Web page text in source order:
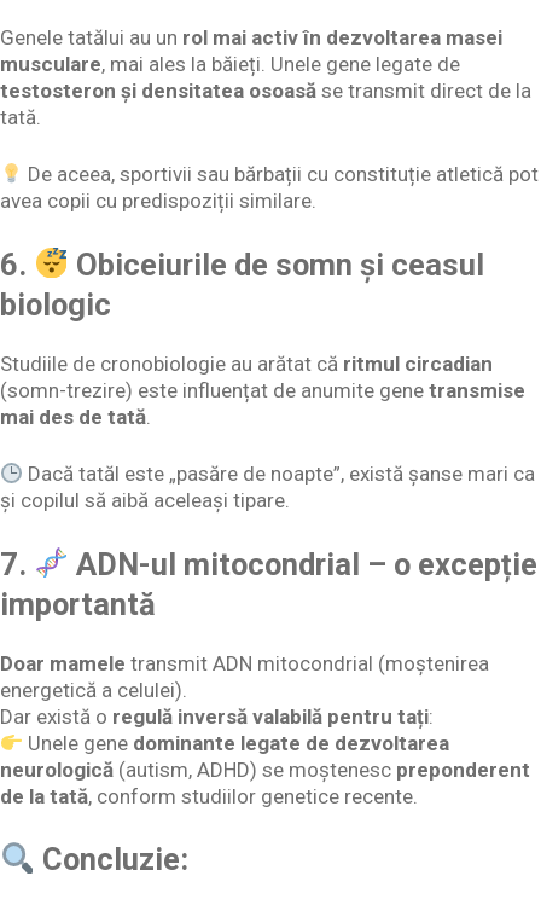
Genele tatălui au un rol mai activ în dezvoltarea masei
musculare, mai ales la băieți. Unele gene legate de
testosteron și densitatea osoasă se transmit direct de la
tată.
De aceea, sportivii sau bărbații cu constituție atletică pot
avea copii cu predispoziții similare.
6.
Obiceiurile de somn și ceasul
biologic
Studiile de cronobiologie au arătat că ritmul circadian
(somn-trezire) este influențat de anumite gene transmise
mai des de tată
Dacă tatăl este „pasăre de noapte”, există șanse mari ca
și copilul să aibă aceleași tipare.
7.
ADN-ul mitocondrial – o excepție
importantă
Doar mamele transmit ADN mitocondrial (moștenirea
energetică a celulei).
Dar există o regulă inversă valabilă pentru tați:
Unele gene dominante legate de dezvoltarea
neurologică (autism, ADHD) se moștenesc preponderent
de la tată, conform studiilor genetice recente.
Concluzie: